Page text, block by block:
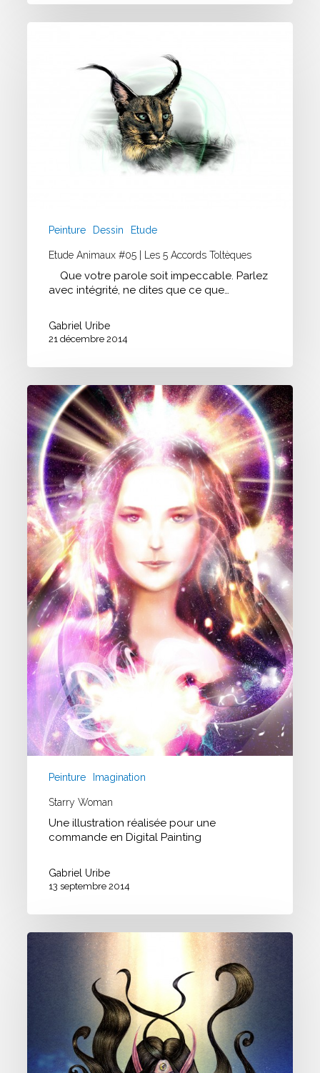
Peinture Dessin Etude
Etude Animaux #05 | Les 5 Accords Toltèques
Que votre parole soit impeccable. Parlez
avec intégrité, ne dites que ce que…
Gabriel Uribe
21 décembre 2014
Starry
Woman
Peinture Imagination
Starry Woman
Une illustration réalisée pour une
commande en Digital Painting
Gabriel Uribe
13 septembre 2014
Flying
Illustration